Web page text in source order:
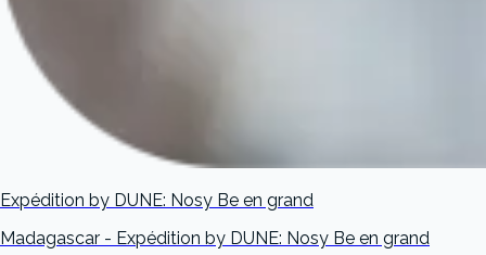
Expédition by DUNE: Nosy Be en grand
Madagascar - Expédition by DUNE: Nosy Be en grand